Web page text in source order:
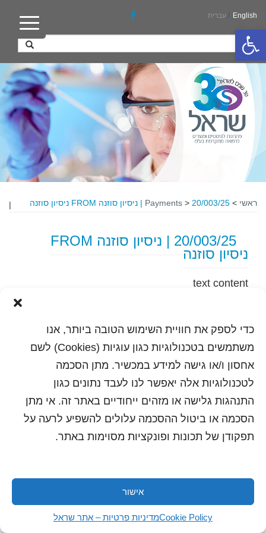
פתח סרגל נגישות
כדי לספק את חוויית השימוש הטובה ביותר, אנו
משתמשים בטכנולוגיות כגון עוגיות (Cookies) לשם
אחסון ו/או גישה למידע במכשיר. מתן הסכמה
לטכנולוגיות אלה יאפשר לנו לעבד נתונים כגון
התנהגות גלישה או מזהים ייחודיים באתר זה. אי מתן
הסכמה או ביטול ההסכמה עלולים להשפיע לרעה על
תפקודן של תכונות ופונקציות מסוימות באתר.
אישור
Cookie Policyמדיניות פרטיות – אתר שראל
English
/ עברית
ראשי >
Payments > 20/003/25 | ניסיון סוזנה FROM ניסיון סוזנה |
20/003/25 | ניסיון סוזנה FROM
ניסיון סוזנה
text content
כל הזכויות שמורות לשראל 2018 | עיצוב ותכנות: סטודיו
"היוצרים"